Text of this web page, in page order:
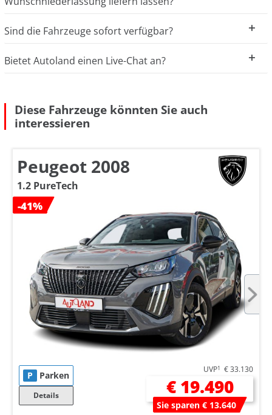
Sind die Fahrzeuge sofort verfügbar?
Bietet Autoland einen Live-Chat an?
Diese Fahrzeuge könnten Sie auch
interessieren
Peugeot 2008
1.2 PureTech
-41%
P Parken
Details
UVP1 € 33.130
€ 19.490
Sie sparen € 13.640